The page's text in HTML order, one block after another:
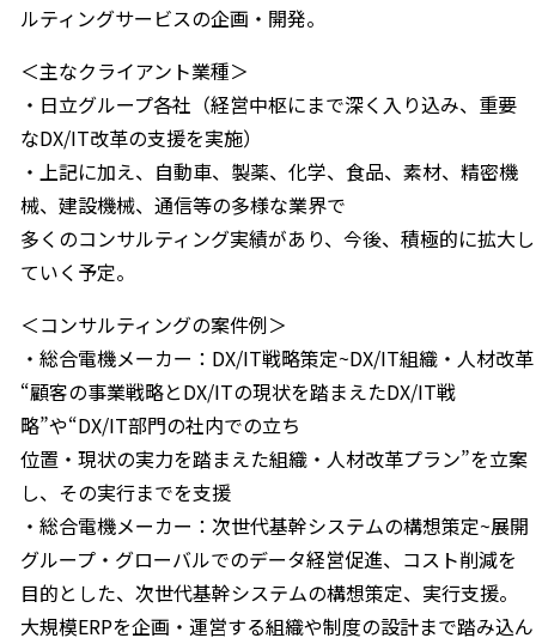
ルティングサービスの企画・開発。
＜主なクライアント業種＞
・日立グループ各社（経営中枢にまで深く入り込み、重要
なDX/IT改革の支援を実施）
・上記に加え、自動車、製薬、化学、食品、素材、精密機
械、建設機械、通信等の多様な業界で
多くのコンサルティング実績があり、今後、積極的に拡大し
ていく予定。
＜コンサルティングの案件例＞
・総合電機メーカー：DX/IT戦略策定~DX/IT組織・人材改革
“顧客の事業戦略とDX/ITの現状を踏まえたDX/IT戦
略”や“DX/IT部門の社内での立ち
位置・現状の実力を踏まえた組織・人材改革プラン”を立案
し、その実行までを支援
・総合電機メーカー：次世代基幹システムの構想策定~展開
グループ・グローバルでのデータ経営促進、コスト削減を
目的とした、次世代基幹システムの構想策定、実行支援。
大規模ERPを企画・運営する組織や制度の設計まで踏み込ん